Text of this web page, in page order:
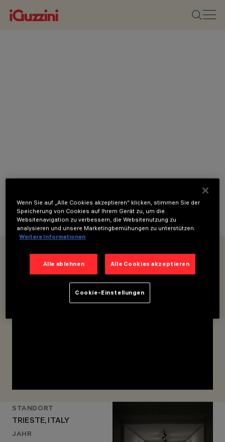
STANDORT
TRIESTE, ITALY
JAHR
Wenn Sie auf „Alle Cookies akzeptieren“ klicken, stimmen Sie der
Speicherung von Cookies auf Ihrem Gerät zu, um die
Websitenavigation zu verbessern, die Websitenutzung zu
analysieren und unsere Marketingbemühungen zu unterstützen.
Weitere Informationen
Alle ablehnen Alle Cookies akzeptieren
Cookie-Einstellungen